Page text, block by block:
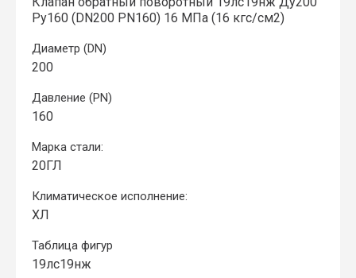
Ру160 (DN200 PN160) 16 МПа (16 кгс/см2)
Диаметр (DN)
200
Давление (PN)
160
Марка стали:
20ГЛ
Климатическое исполнение:
ХЛ
Таблица фигур
19лс19нж